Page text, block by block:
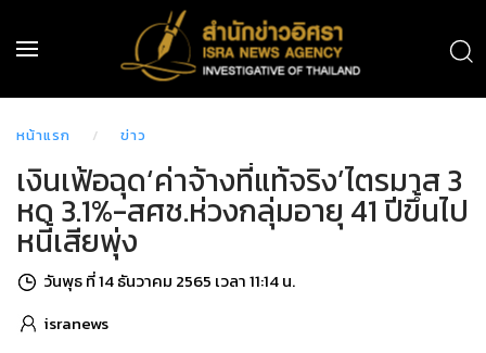
หน้าแรก ข่าว
เงินเฟ้อฉุด‘ค่าจ้างที่แท้จริง’ไตรมาส 3
หด 3.1%-สศช.ห่วงกลุ่มอายุ 41 ปีขึ้นไป
หนี้เสียพุ่ง
วันพุธ ที่ 14 ธันวาคม 2565 เวลา 11:14 น.
isranews